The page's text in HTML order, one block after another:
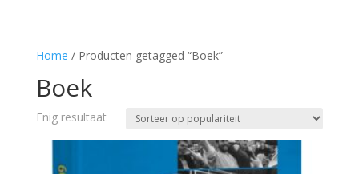
Home / Producten getagged “Boek”
Boek
Enig resultaat